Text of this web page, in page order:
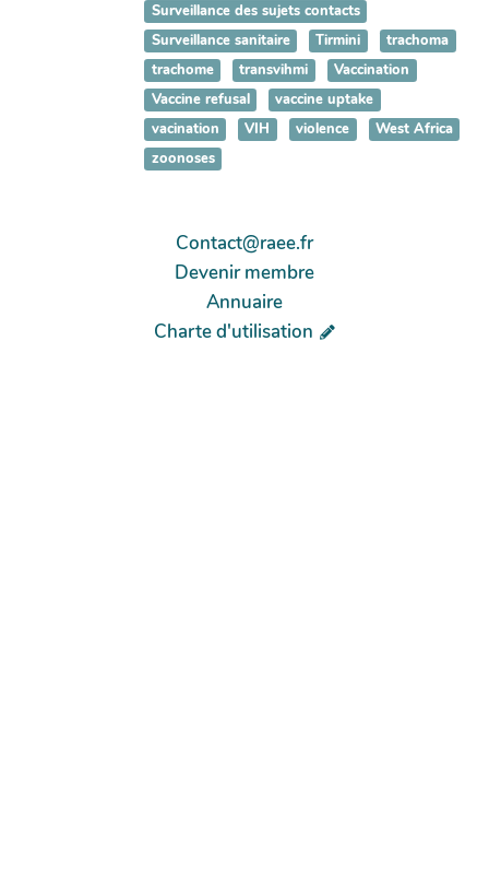
Surveillance des sujets contacts
Surveillance sanitaire
Tirmini
trachoma
trachome
transvihmi
Vaccination
Vaccine refusal
vaccine uptake
vacination
VIH violence
West Africa
zoonoses
Contact@raee.fr
Devenir membre
Annuaire
Charte d'utilisation